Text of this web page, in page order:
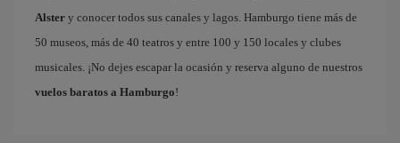
Alster y conocer todos sus canales y lagos. Hamburgo tiene más de
50 museos, más de 40 teatros y entre 100 y 150 locales y clubes
musicales. ¡No dejes escapar la ocasión y reserva alguno de nuestros
vuelos baratos a Hamburgo!